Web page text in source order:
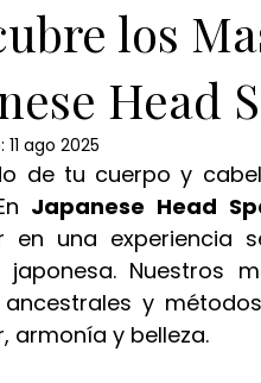
masaje
masaje de jengibre
ritual de chocolate y
los
Head
11 ago 2025
de tu cuerpo y
Japanese Head
en una
japonesa. Nuestros
y
armonía y belleza.